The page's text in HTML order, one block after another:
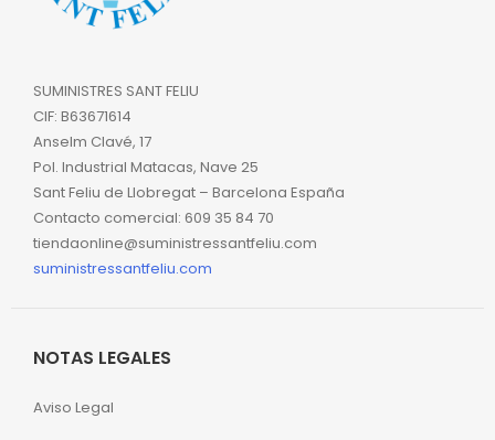
SUMINISTRES SANT FELIU
CIF: B63671614
Anselm Clavé, 17
Pol. Industrial Matacas, Nave 25
Sant Feliu de Llobregat – Barcelona España
Contacto comercial: 609 35 84 70
tiendaonline@suministressantfeliu.com
suministressantfeliu.com
NOTAS LEGALES
Aviso Legal